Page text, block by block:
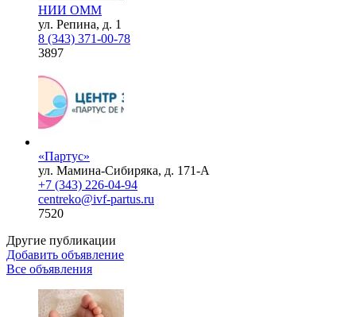
НИИ ОММ
ул. Репина, д. 1
8 (343) 371-00-78
3897
«Партус»
ул. Мамина-Сибиряка, д. 171-А
+7 (343) 226-04-94
centreko@ivf-partus.ru
7520
Другие публикации
Добавить объявление
Все объявления